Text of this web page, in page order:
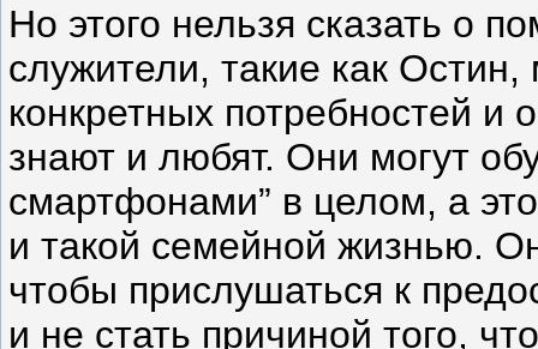
Но этого нельзя сказать о
служители, такие как
конкретных потребностей и
знают и любят. Они могут
смартфонами” в целом, а
и такой семейной жизнью.
чтобы прислушаться к
и не стать причиной того,